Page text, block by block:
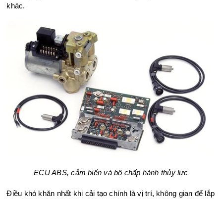
khác.
ECU ABS, cảm biến và bộ chấp hành thủy lực
Điều khó khăn nhất khi cải tạo chính là vị trí, không gian để lắp